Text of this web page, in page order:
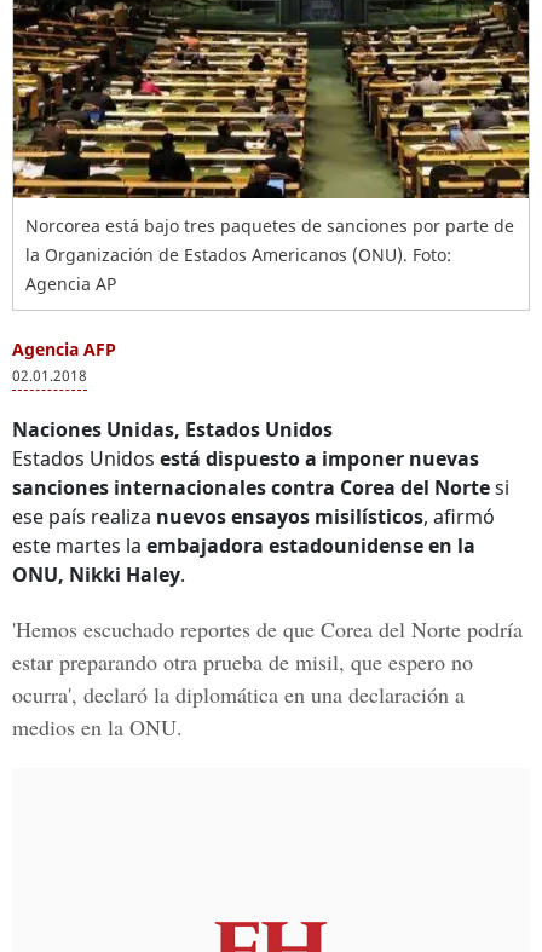
Norcorea está bajo tres paquetes de sanciones por parte de
la Organización de Estados Americanos (ONU). Foto:
Agencia AP
Agencia AFP
02.01.2018
Naciones Unidas, Estados Unidos
Estados Unidos está dispuesto a imponer nuevas
sanciones internacionales contra Corea del Nortesi
ese país realiza nuevos ensayos misilísticos, afirmó
este martes la embajadora estadounidense en la
ONU, Nikki Haley.
'Hemos escuchado reportes de que Corea del Norte podría
estar preparando otra prueba de misil, que espero no
ocurra', declaró la diplomática en una declaración a
medios en la ONU.